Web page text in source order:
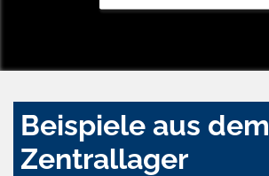
Beispiele aus dem
Zentrallager